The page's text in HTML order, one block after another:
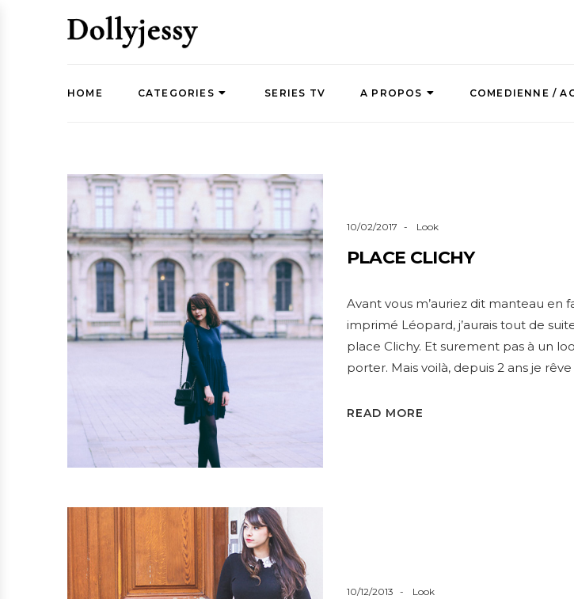
HOME CATEGORIES SERIES TV A PROPOS COMEDIENNE /
10/02/2017 Look
PLACE CLICHY
Avant vous m’auriez dit manteau en
imprimé Léopard, j’aurais tout de
place Clichy. Et surement pas à un
porter. Mais voilà, depuis 2 ans je
READ MORE
10/12/2013 Look